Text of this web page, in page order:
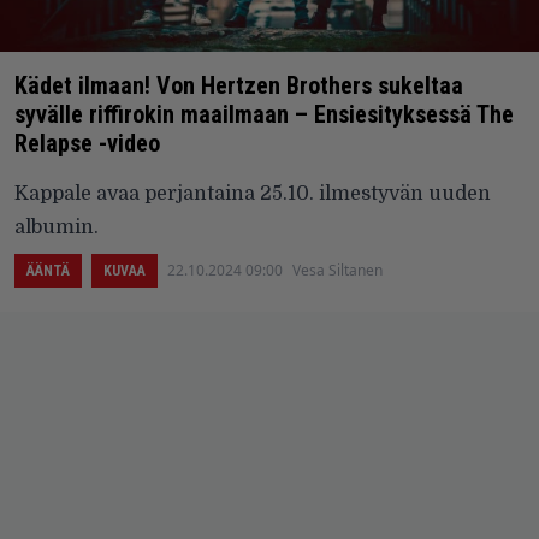
Kädet ilmaan! Von Hertzen Brothers sukeltaa
syvälle riffirokin maailmaan – Ensiesityksessä The
Relapse -video
Kappale avaa perjantaina 25.10. ilmestyvän uuden
albumin.
ÄÄNTÄ KUVAA 22.10.2024 09:00 Vesa Siltanen